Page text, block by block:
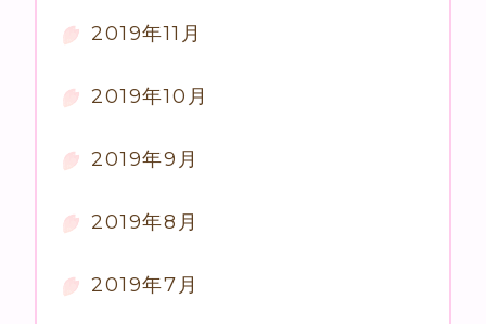
2019年11月
2019年10月
2019年9月
2019年8月
2019年7月